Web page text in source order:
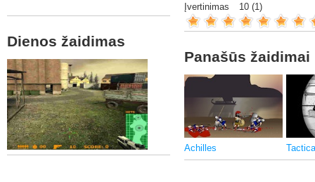
Įvertinimas 10 (1)
Panašūs žaidimai
Achilles
Dienos žaidimas